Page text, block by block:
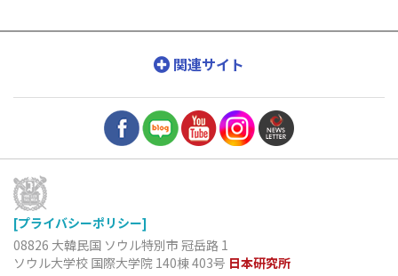
関連サイト
[プライバシーポリシー]
08826 大韓民国 ソウル特別市 冠岳路 1
ソウル大学校 国際大学院 140棟 403号 日本研究所